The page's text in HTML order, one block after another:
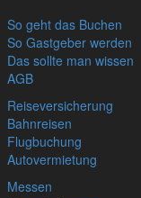
So geht das Buchen
So Gastgeber werden
Das sollte man wissen
AGB
Reiseversicherung
Bahnreisen
Flugbuchung
Autovermietung
Messen